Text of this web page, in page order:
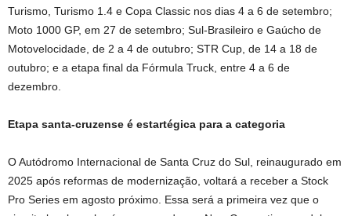
Turismo, Turismo 1.4 e Copa Classic nos dias 4 a 6 de setembro;
Moto 1000 GP, em 27 de setembro; Sul-Brasileiro e Gaúcho de
Motovelocidade, de 2 a 4 de outubro; STR Cup, de 14 a 18 de
outubro; e a etapa final da Fórmula Truck, entre 4 a 6 de
dezembro.
Etapa santa-cruzense é estartégica para a categoria
O Autódromo Internacional de Santa Cruz do Sul, reinaugurado em
2025 após reformas de modernização, voltará a receber a Stock
Pro Series em agosto próximo. Essa será a primeira vez que o